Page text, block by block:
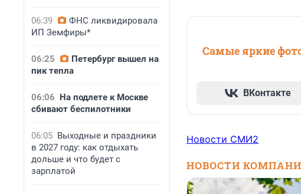
06:39
ФНС ликвидировала
ИП Земфиры*
06:25
Петербург вышел на
пик тепла
06:06 На подлете к Москве
сбивают беспилотники
06:05 Выходные и праздники
в 2027 году: как отдыхать
дольше и что будет с
зарплатой
Самые яркие
ВКонтакте
Новости СМИ2
НОВОСТИ